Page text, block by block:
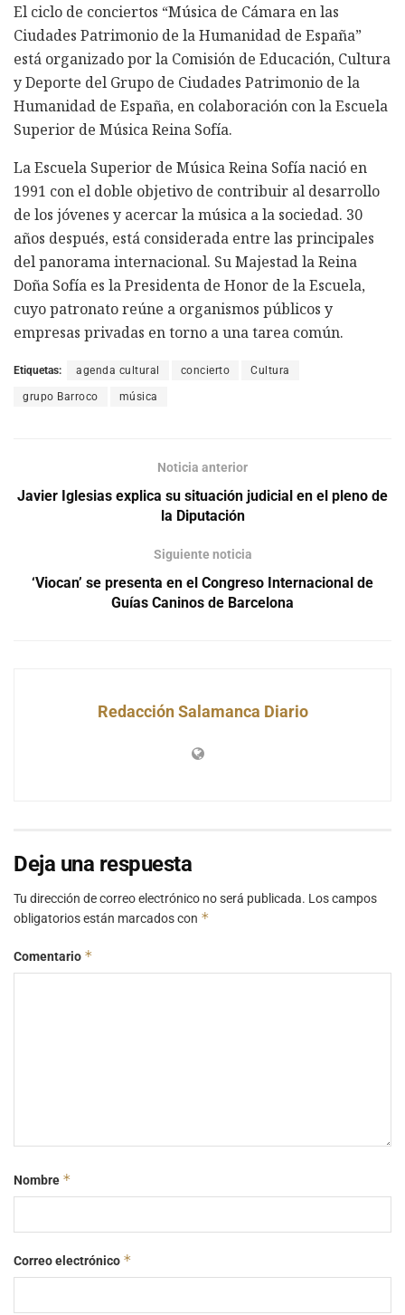
El ciclo de conciertos “Música de Cámara en las
Ciudades Patrimonio de la Humanidad de España”
está organizado por la Comisión de Educación, Cultura
y Deporte del Grupo de Ciudades Patrimonio de la
Humanidad de España, en colaboración con la Escuela
Superior de Música Reina Sofía.
La Escuela Superior de Música Reina Sofía nació en
1991 con el doble objetivo de contribuir al desarrollo
de los jóvenes y acercar la música a la sociedad. 30
años después, está considerada entre las principales
del panorama internacional. Su Majestad la Reina
Doña Sofía es la Presidenta de Honor de la Escuela,
cuyo patronato reúne a organismos públicos y
empresas privadas en torno a una tarea común.
Etiquetas: agenda cultural concierto Cultura
grupo Barroco música
Noticia anterior
Javier Iglesias explica su situación judicial en el pleno de
la Diputación
Siguiente noticia
‘Viocan’ se presenta en el Congreso Internacional de
Guías Caninos de Barcelona
Redacción Salamanca Diario
Deja una respuesta
Tu dirección de correo electrónico no será publicada. Los campos
obligatorios están marcados con *
Comentario *
Nombre *
Correo electrónico *